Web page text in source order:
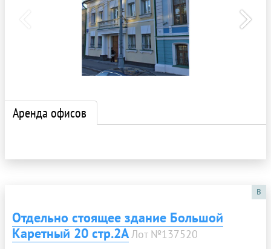
Аренда офисов
B
Отдельно стоящее здание Большой
Каретный 20 стр.2АЛот №137520